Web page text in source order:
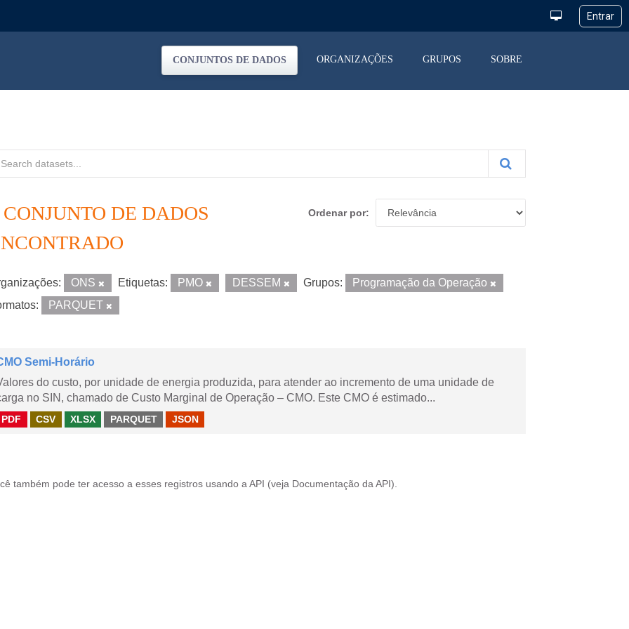
CONJUNTOS DE DADOS ORGANIZAÇÕES GRUPOS SOBRE
Ordenar por
CONJUNTO DE DADOS
ONS Etiquetas: PMO DESSEM Grupos:
Programação da Operação
PARQUET
Semi-Horário
do custo, por unidade de energia produzida, para atender ao incremento de uma unidade de
no SIN, chamado de Custo Marginal de Operação – CMO. Este CMO é estimado...
PDF CSV XLSX PARQUET JSON
também pode ter acesso a esses registros usando a API (veja Documentação da API ).